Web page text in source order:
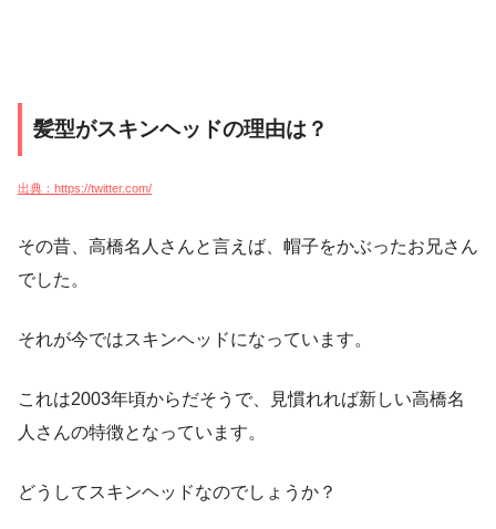
髪型がスキンヘッドの理由は？
出典：https://twitter.com/
その昔、高橋名人さんと言えば、帽子をかぶったお兄さん
でした。
それが今ではスキンヘッドになっています。
これは2003年頃からだそうで、見慣れれば新しい高橋名
人さんの特徴となっています。
どうしてスキンヘッドなのでしょうか？